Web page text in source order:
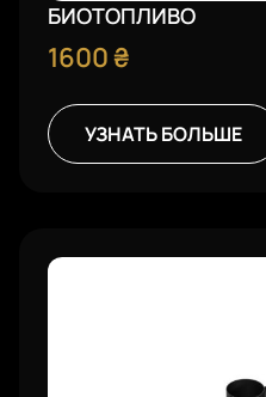
БИОТОПЛИВО
1600₴
УЗНАТЬ БОЛЬШЕ